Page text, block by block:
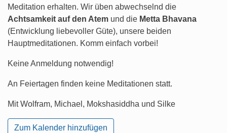
Meditation erhalten. Wir üben abwechselnd die
Achtsamkeit auf den Atem und die Metta Bhavana
(Entwicklung liebevoller Güte), unsere beiden
Hauptmeditationen. Komm einfach vorbei!
Keine Anmeldung notwendig!
An Feiertagen finden keine Meditationen statt.
Mit Wolfram, Michael, Mokshasiddha und Silke
Zum Kalender hinzufügen